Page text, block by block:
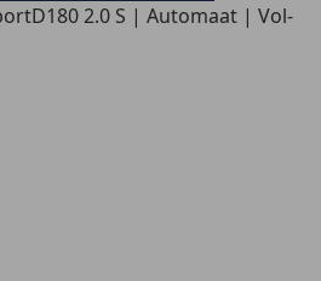
D180 2.0 S | Automaat | Vol-